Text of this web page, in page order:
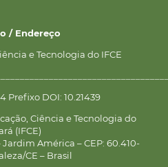
/ Endereço
e Tecnologia do IFCE
Prefixo DOI: 10.21439
Ciência e Tecnologia do
(IFCE)
Jardim América – CEP: 60.410-
CE – Brasil